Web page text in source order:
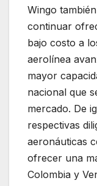
Wingo
continuar
bajo costo a
aerolínea
mayor
nacional que
mercado. De
respectivas
aeronáuticas
ofrecer una
Colombia y